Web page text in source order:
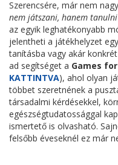
Szerencsére, már nem
nem játszani, hanem
az egyik leghatékonyabb
jelentheti a játékhelyzet
tanításba vagy akár
ad segítséget a Games
KATTINTVA), ahol olyan
többet szeretnének a
társadalmi kérdésekkel,
egészségtudatossággal
ismertető is olvasható.
felsőbb éveseknél ez már